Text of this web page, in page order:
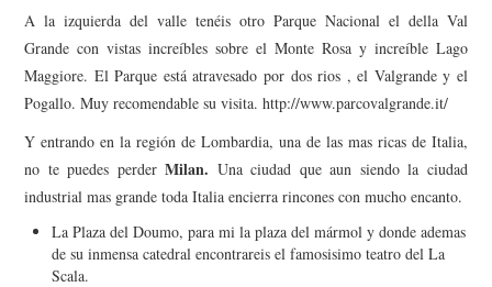
A la izquierda del valle tenéis otro Parque Nacional el della Val
Grande con vistas increíbles sobre el Monte Rosa y increíble Lago
Maggiore. El Parque está atravesado por dos rios , el Valgrande y el
Pogallo. Muy recomendable su visita. http://www.parcovalgrande.it/
Y entrando en la región de Lombardia, una de las mas ricas de Italia,
no te puedes perderMilan. Una ciudad que aun siendo la ciudad
industrial mas grande toda Italia encierra rincones con mucho encanto.
La Plaza del Doumo, para mi la plaza del mármol y donde ademas
de su inmensa catedral encontrareis el famosisimo teatro del La
Scala.